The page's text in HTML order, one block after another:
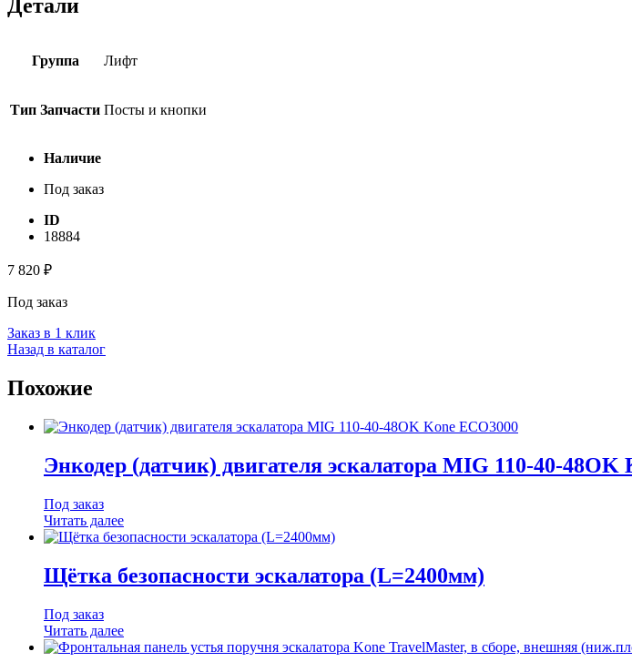
Детали
Группа Лифт
Тип Запчасти Посты и кнопки
Наличие
Под заказ
ID
18884
7 820 ₽
Под заказ
Заказ в 1 клик
Назад в каталог
Похожие
Энкодер (датчик) двигателя эскалатора MIG 110-40-48OK
Под заказ
Читать далее
Щётка безопасности эскалатора (L=2400мм)
Под заказ
Читать далее